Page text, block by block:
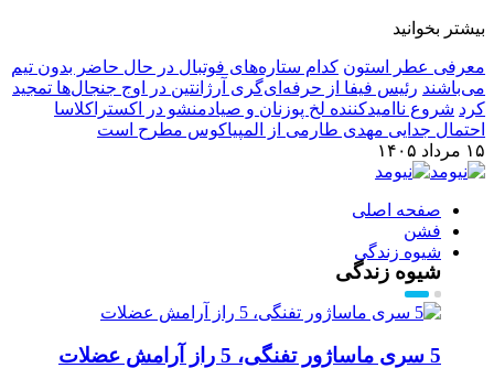
بیشتر بخوانید
معرفی عطر استون کدام ستاره‌های فوتبال در حال حاضر بدون تیم
می‌باشند رئیس فیفا از حرفه‌ای‌گری آرژانتین در اوج جنجال‌ها تمجید
کرد شروع ناامیدکننده لخ پوزنان و صیادمنشو در اکستراکلاسا
احتمال جدایی مهدی طارمی از المپیاکوس مطرح است
۱۵ مرداد ۱۴۰۵
صفحه اصلی
فشن
شیوه زندگی
شیوه زندگی
5 سری ماساژور تفنگی، 5 راز آرامش عضلات